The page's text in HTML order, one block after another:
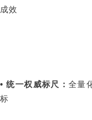
成效
• 统一权威标尺：全量
标